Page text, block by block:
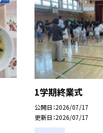
1学期終業式
公開日 2026/07/17
更新日 2026/07/17